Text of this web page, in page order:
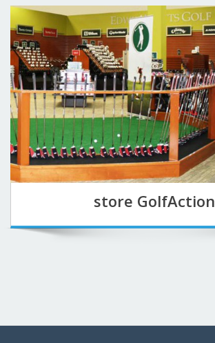
store GolfAction